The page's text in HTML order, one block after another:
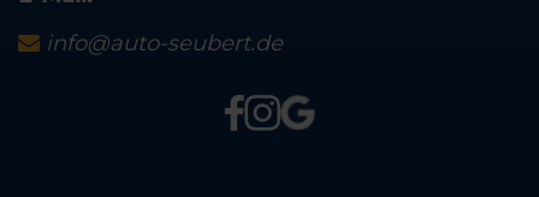
info@auto-seubert.de